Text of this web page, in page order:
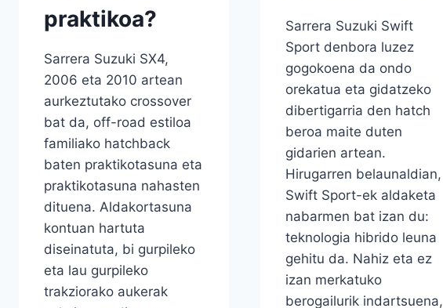
praktikoa?
Sarrera Suzuki SX4,
2006 eta 2010 artean
aurkeztutako crossover
bat da, off-road estiloa
familiako hatchback
baten praktikotasuna eta
praktikotasuna nahasten
dituena. Aldakortasuna
kontuan hartuta
diseinatuta, bi gurpileko
eta lau gurpileko
trakziorako aukerak
Sarrera Suzuki Swift
Sport denbora luzez
gogokoena da ondo
orekatua eta gidatzeko
dibertigarria den hatch
beroa maite duten
gidarien artean.
Hirugarren belaunaldian,
Swift Sport-ek aldaketa
nabarmen bat izan du:
teknologia hibrido leuna
gehitu da. Nahiz eta ez
izan merkatuko
berogailurik indartsuena,